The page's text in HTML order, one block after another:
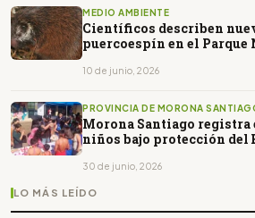
MEDIO AMBIENTE
Científicos describen
puercoespín en el Parque
10 de junio, 2026
PROVINCIA DE MORONA
Morona Santiago registra
niños bajo protección del
30 de junio, 2026
LO MÁS LEÍDO